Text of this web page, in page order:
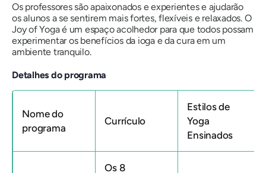
Os professores são apaixonados e experientes e ajudarão
os alunos a se sentirem mais fortes, flexíveis e relaxados. O
Joy of Yoga é um espaço acolhedor para que todos possam
experimentar os benefícios da ioga e da cura em um
ambiente tranquilo.
Detalhes do programa
Nome do
programa
Currículo
Estilos de
Yoga
Ensinados
Os 8